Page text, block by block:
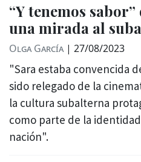
“Y tenemos sabor”
una mirada al
Olga García | 27/08/2023
"Sara estaba convencida
sido relegado de la
la cultura subalterna
como parte de la
nación".